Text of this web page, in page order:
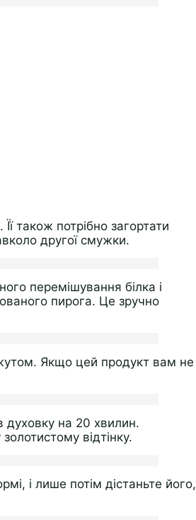
також потрібно загортати
другої смужки.
перемішування білка і
пирога. Це зручно
Якщо цей продукт вам не
духовку на 20 хвилин.
відтінку.
і лише потім дістаньте його,